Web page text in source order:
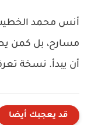
أنس محمد
مسارح، بل كمن
أن يبدأ. نسخة
قد يعجبك أيضا